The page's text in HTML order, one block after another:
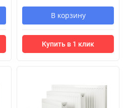
В корзину
Купить в 1 клик